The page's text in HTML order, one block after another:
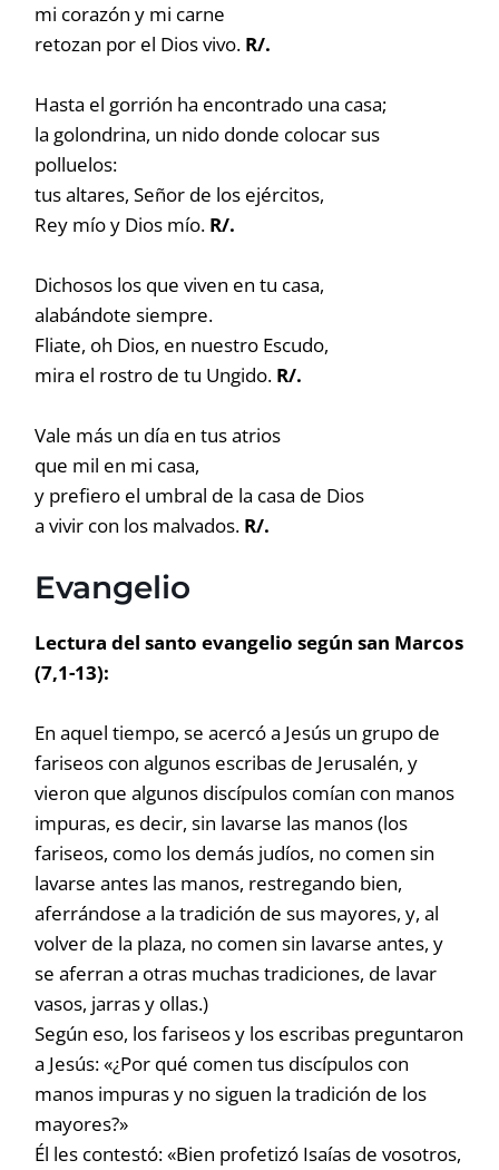
mi corazón y mi carne
retozan por el Dios vivo. R/.
Hasta el gorrión ha encontrado una casa;
la golondrina, un nido donde colocar sus
polluelos:
tus altares, Señor de los ejércitos,
Rey mío y Dios mío. R/.
Dichosos los que viven en tu casa,
alabándote siempre.
Fliate, oh Dios, en nuestro Escudo,
mira el rostro de tu Ungido. R/.
Vale más un día en tus atrios
que mil en mi casa,
y prefiero el umbral de la casa de Dios
a vivir con los malvados. R/.
Evangelio
Lectura del santo evangelio según san Marcos
(7,1-13):
En aquel tiempo, se acercó a Jesús un grupo de
fariseos con algunos escribas de Jerusalén, y
vieron que algunos discípulos comían con manos
impuras, es decir, sin lavarse las manos (los
fariseos, como los demás judíos, no comen sin
lavarse antes las manos, restregando bien,
aferrándose a la tradición de sus mayores, y, al
volver de la plaza, no comen sin lavarse antes, y
se aferran a otras muchas tradiciones, de lavar
vasos, jarras y ollas.)
Según eso, los fariseos y los escribas preguntaron
a Jesús: «¿Por qué comen tus discípulos con
manos impuras y no siguen la tradición de los
mayores?»
Él les contestó: «Bien profetizó Isaías de vosotros,